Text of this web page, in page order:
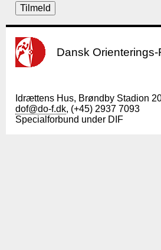
Dansk Orienterings-
Idrættens Hus, Brøndby Stadion
dof@do-f.dk, (+45) 2937 7093
Specialforbund under DIF